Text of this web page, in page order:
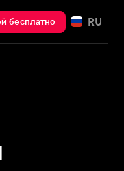
бесплатно RU